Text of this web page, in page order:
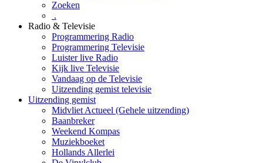
Zoeken
.
Radio & Televisie
Programmering Radio
Programmering Televisie
Luister live Radio
Kijk live Televisie
Vandaag op de Televisie
Uitzending gemist televisie
Uitzending gemist
Midvliet Actueel (Gehele uitzending)
Baanbreker
Weekend Kompas
Muziekboeket
Hollands Allerlei